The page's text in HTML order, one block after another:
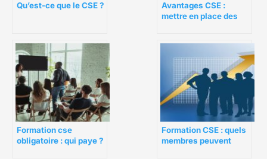
Qu’est-ce que le CSE ?
Avantages CSE :
mettre en place des
Formation cse
obligatoire : qui paye ?
Formation CSE : quels
membres peuvent